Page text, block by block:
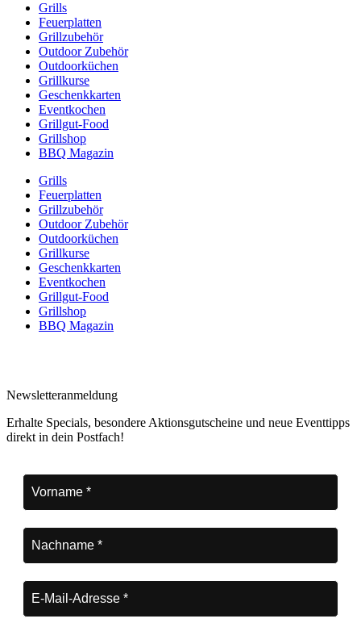
Grills
Feuerplatten
Grillzubehör
Outdoor Zubehör
Outdoorküchen
Grillkurse
Geschenkkarten
Eventkochen
Grillgut-Food
Grillshop
BBQ Magazin
Grills
Feuerplatten
Grillzubehör
Outdoor Zubehör
Outdoorküchen
Grillkurse
Geschenkkarten
Eventkochen
Grillgut-Food
Grillshop
BBQ Magazin
Newsletteranmeldung
Erhalte Specials, besondere Aktionsgutscheine und neue Eventtipps
direkt in dein Postfach!